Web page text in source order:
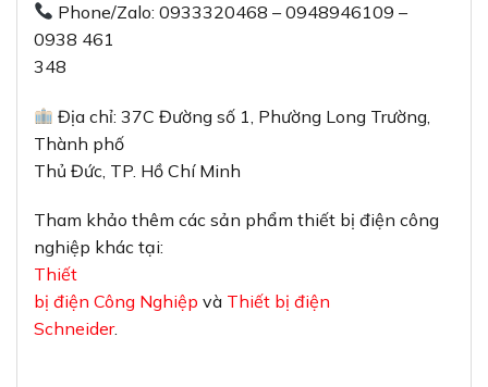
Phone/Zalo: 0933320468 – 0948946109 –
0938 461
348
Địa chỉ: 37C Đường số 1, Phường Long Trường,
Thành phố
Thủ Đức, TP. Hồ Chí Minh
Tham khảo thêm các sản phẩm thiết bị điện công
nghiệp khác tại:
Thiết
bị điện Công Nghiệp và Thiết bị điện
Schneider.